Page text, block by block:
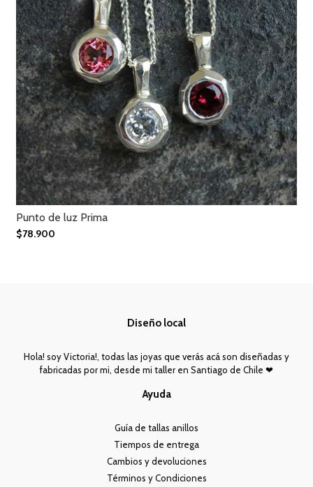
Punto de luz Prima
$78.900
Diseño local
Hola! soy Victoria!, todas las joyas que verás acá son diseñadas y
fabricadas por mi, desde mi taller en Santiago de Chile ❤︎
Ayuda
Guía de tallas anillos
Tiempos de entrega
Cambios y devoluciones
Términos y Condiciones